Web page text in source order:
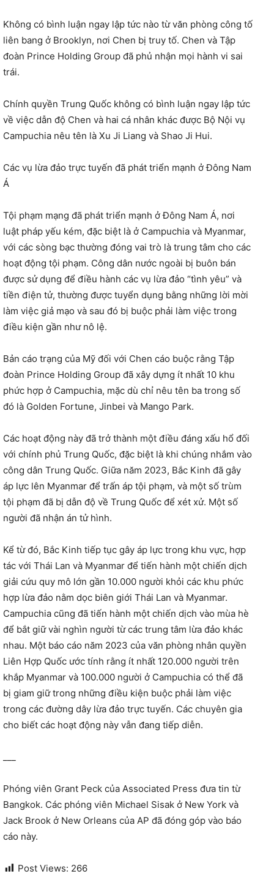
Không có bình luận ngay lập tức nào từ văn phòng công tố
liên bang ở Brooklyn, nơi Chen bị truy tố. Chen và Tập
đoàn Prince Holding Group đã phủ nhận mọi hành vi sai
trái.
Chính quyền Trung Quốc không có bình luận ngay lập tức
về việc dẫn độ Chen và hai cá nhân khác được Bộ Nội vụ
Campuchia nêu tên là Xu Ji Liang và Shao Ji Hui.
Các vụ lừa đảo trực tuyến đã phát triển mạnh ở Đông Nam
Á
Tội phạm mạng đã phát triển mạnh ở Đông Nam Á, nơi
luật pháp yếu kém, đặc biệt là ở Campuchia và Myanmar,
với các sòng bạc thường đóng vai trò là trung tâm cho các
hoạt động tội phạm. Công dân nước ngoài bị buôn bán
được sử dụng để điều hành các vụ lừa đảo “tình yêu” và
tiền điện tử, thường được tuyển dụng bằng những lời mời
làm việc giả mạo và sau đó bị buộc phải làm việc trong
điều kiện gần như nô lệ.
Bản cáo trạng của Mỹ đối với Chen cáo buộc rằng Tập
đoàn Prince Holding Group đã xây dựng ít nhất 10 khu
phức hợp ở Campuchia, mặc dù chỉ nêu tên ba trong số
đó là Golden Fortune, Jinbei và Mango Park.
Các hoạt động này đã trở thành một điều đáng xấu hổ đối
với chính phủ Trung Quốc, đặc biệt là khi chúng nhắm vào
công dân Trung Quốc. Giữa năm 2023, Bắc Kinh đã gây
áp lực lên Myanmar để trấn áp tội phạm, và một số trùm
tội phạm đã bị dẫn độ về Trung Quốc để xét xử. Một số
người đã nhận án tử hình.
Kể từ đó, Bắc Kinh tiếp tục gây áp lực trong khu vực, hợp
tác với Thái Lan và Myanmar để tiến hành một chiến dịch
giải cứu quy mô lớn gần 10.000 người khỏi các khu phức
hợp lừa đảo nằm dọc biên giới Thái Lan và Myanmar.
Campuchia cũng đã tiến hành một chiến dịch vào mùa hè
để bắt giữ vài nghìn người từ các trung tâm lừa đảo khác
nhau. Một báo cáo năm 2023 của văn phòng nhân quyền
Liên Hợp Quốc ước tính rằng ít nhất 120.000 người trên
khắp Myanmar và 100.000 người ở Campuchia có thể đã
bị giam giữ trong những điều kiện buộc phải làm việc
trong các đường dây lừa đảo trực tuyến. Các chuyên gia
cho biết các hoạt động này vẫn đang tiếp diễn.
Phóng viên Grant Peck của Associated Press đưa tin từ
Bangkok. Các phóng viên Michael Sisak ở New York và
Jack Brook ở New Orleans của AP đã đóng góp vào báo
cáo này.
Post Views: 266